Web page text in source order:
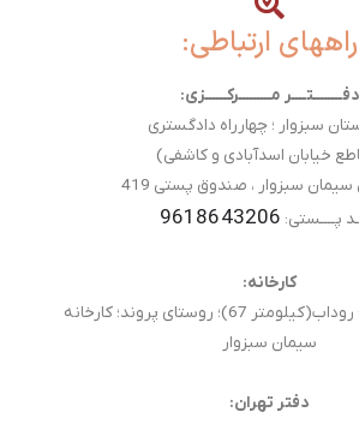
راههای ارتباطی:
دفــــــــتــــر مـــــــــرکــــــزی:
سبزوار ؛ چهارراه دادگستری
خیابان اسدآبادی و کاشفی)
سبزوار ، صندوق پستی 419
پــــستی: 9618643206
کارخانه:
شهرستان سبزوار؛ روداب(کیلومتر 67)؛ روستای پروند؛ کارخانه
سیمان سبزوار
دفتر تهران: